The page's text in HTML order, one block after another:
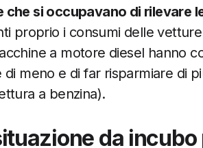
che si occupavano di rilevare
proprio i consumi delle
a motore diesel hanno
di meno e di far risparmiare di
a benzina).
da